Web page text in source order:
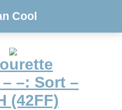
Cool
–: Sort –
(42FF)